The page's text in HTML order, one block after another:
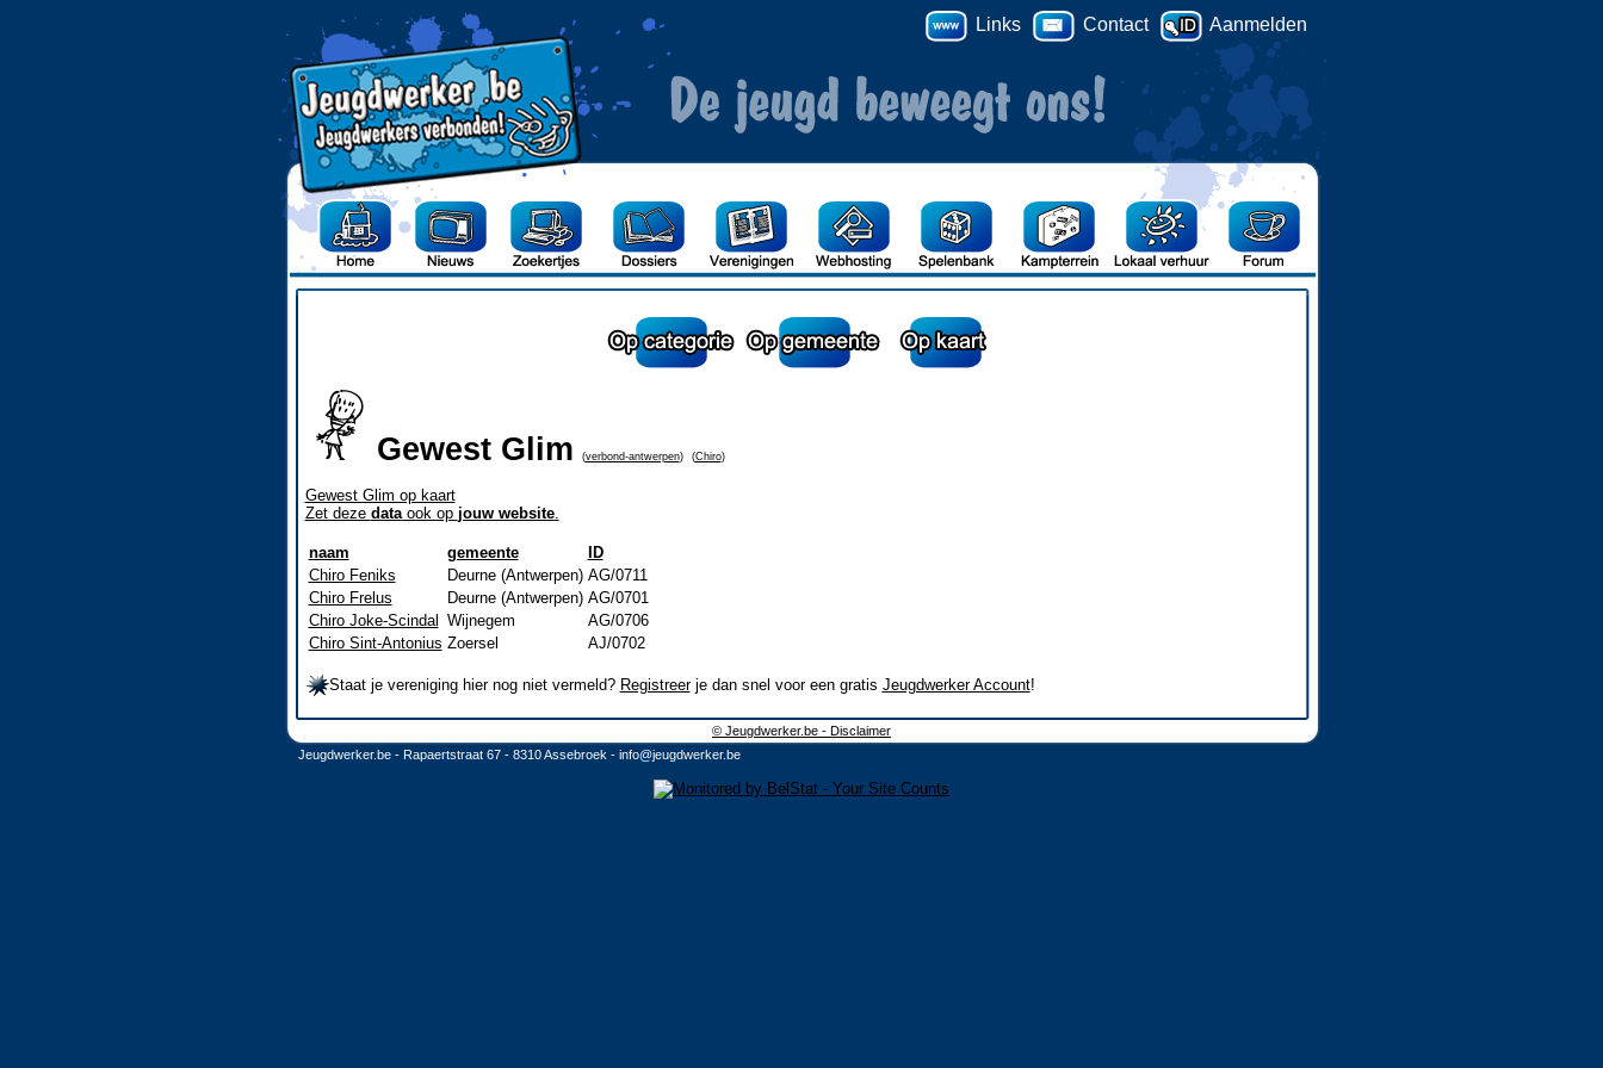
Links Contact Aanmelden
Gewest Glim (verbond-antwerpen) (Chiro)
Gewest Glim op kaart
Zet deze dataook op jouw website.
naam gemeente
ID
Chiro Feniks
Deurne (Antwerpen) AG/0711
Chiro Frelus
Deurne (Antwerpen) AG/0701
Chiro Joke-Scindal Wijnegem
AG/0706
Chiro Sint-Antonius Zoersel AJ/0702
Staat je vereniging hier nog niet vermeld? Registreerje dan snel voor een gratis Jeugdwerker Account!
© Jeugdwerker.be - Disclaimer
Jeugdwerker.be - Rapaertstraat 67 - 8310 Assebroek - info@jeugdwerker.be